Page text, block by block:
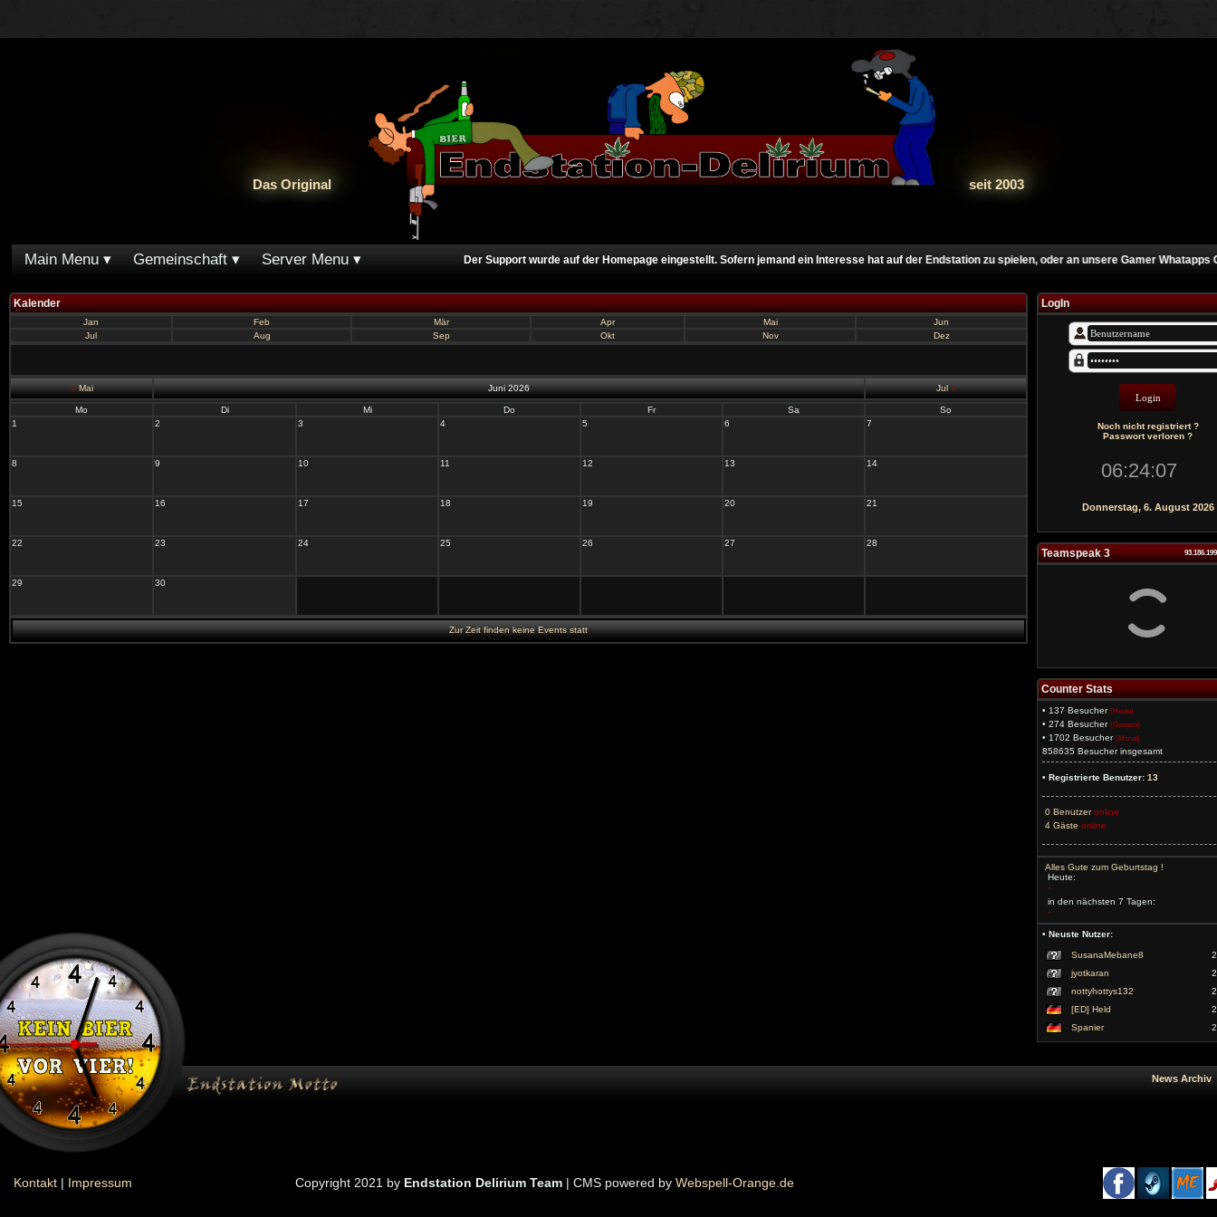
Das Original seit 2003
Main Menu Gemeinschaft Server Menu Der Support wurde auf der Homepage eingestellt. Sofern jemand ein Interesse hat auf der Endstation zu spielen, oder an unsere Gamer Whatapps
Kalender
Jan Feb Mär Apr Mai
Jun
Jul
Aug Sep Okt Nov Dez
«Mai Juni 2026 Jul»
Mo Di Mi Do Fr Sa
So
1
2 3 4 5 6 7
8 9 10 11 12 13 14
15 16 17 18 19 20 21
22 23 24 25 26 27 28
29 30
Zur Zeit finden keine Events statt
LogIn
Noch nicht registriert ?
Passwort verloren ?
Donnerstag, 6. August 2026
Teamspeak 3
Counter Stats
• 137 Besucher (Heute)
• 274 Besucher (Gestern)
• 1702 Besucher (Monat)
858635 Besucher insgesamt
• Registrierte Benutzer: 13
0 Benutzeronline
4 Gäste online
Alles Gute zum Geburtstag !
Heute:
-
in den nächsten 7 Tagen:
-
• Neuste Nutzer:
SusanaMebane8
jyotkaran
nottyhottys132
[ED] Held
Spanier
News
Kontakt | Impressum Copyright 2021 by Endstation Delirium Team | CMS powered by Webspell-Orange.de